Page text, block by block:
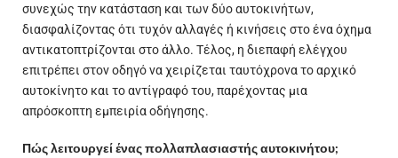
συνεχώς την κατάσταση και των δύο αυτοκινήτων,
διασφαλίζοντας ότι τυχόν αλλαγές ή κινήσεις στο ένα όχημα
αντικατοπτρίζονται στο άλλο. Τέλος, η διεπαφή ελέγχου
επιτρέπει στον οδηγό να χειρίζεται ταυτόχρονα το αρχικό
αυτοκίνητο και το αντίγραφό του, παρέχοντας μια
απρόσκοπτη εμπειρία οδήγησης.
Πώς λειτουργεί ένας πολλαπλασιαστής αυτοκινήτου;